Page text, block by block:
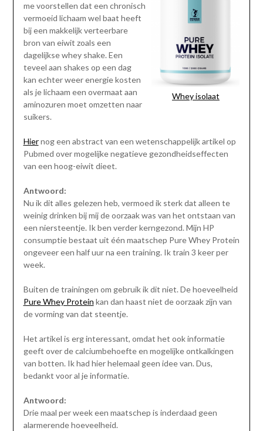
Whey isolaat
me voorstellen dat een chronisch
vermoeid lichaam wel baat heeft
bij een makkelijk verteerbare
bron van eiwit zoals een
dagelijkse whey shake. Een
teveel aan shakes op een dag
kan echter weer energie kosten
als je lichaam een overmaat aan
aminozuren moet omzetten naar
suikers.
Hiernog een abstract van een wetenschappelijk artikel op
Pubmed over mogelijke negatieve gezondheidseffecten
van een hoog-eiwit dieet.
Antwoord:
Nu ik dit alles gelezen heb, vermoed ik sterk dat alleen te
weinig drinken bij mij de oorzaak was van het ontstaan van
een niersteentje. Ik ben verder kerngezond. Mijn HP
consumptie bestaat uit één maatschep Pure Whey Protein
ongeveer een half uur na een training. Ik train 3 keer per
week.
Buiten de trainingen om gebruik ik dit niet. De hoeveelheid
Pure Whey Protein kan dan haast niet de oorzaak zijn van
de vorming van dat steentje.
Het artikel is erg interessant, omdat het ook informatie
geeft over de calciumbehoefte en mogelijke ontkalkingen
van botten. Ik had hier helemaal geen idee van. Dus,
bedankt voor al je informatie.
Antwoord:
Drie maal per week een maatschep is inderdaad geen
alarmerende hoeveelheid.